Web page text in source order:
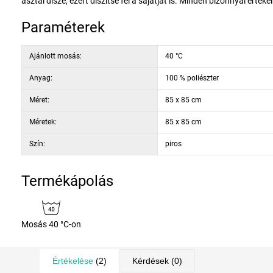
Paraméterek
Ajánlott mosás: 40 °C
Anyag: 100 % poliészter
Méret: 85 x 85 cm
Méretek: 85 x 85 cm
Szín: piros
Termékápolás
Mosás 40 °C-on
Értékelése (2) Kérdések (0)